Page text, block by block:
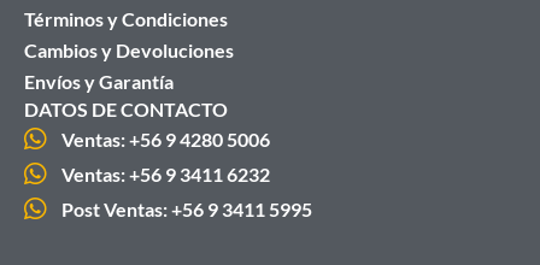
Términos y Condiciones
Cambios y Devoluciones
Envíos y Garantía
DATOS DE CONTACTO
Ventas: +56 9 4280 5006
Ventas: +56 9 3411 6232
Post Ventas: +56 9 3411 5995